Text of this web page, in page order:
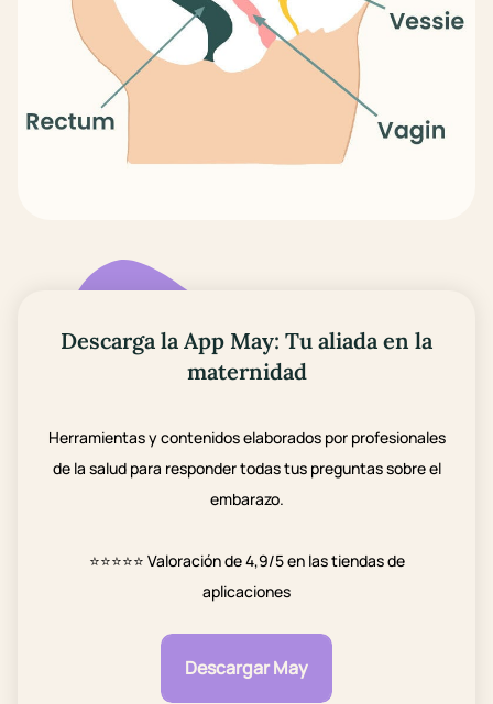
Descarga la App May: Tu aliada en la
maternidad
Herramientas y contenidos elaborados por profesionales
de la salud para responder todas tus preguntas sobre el
embarazo.
⭐⭐⭐⭐⭐ Valoración de 4,9/5 en las tiendas de
aplicaciones
Descargar May